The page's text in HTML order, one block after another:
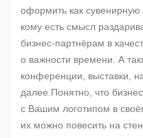
оформить как сувенирную
кому есть смысл
бизнес-партнёрам в
о важности времени. А
конференции, выставки,
далее.Понятно, что
с Вашим логотипом в
их можно повесить на